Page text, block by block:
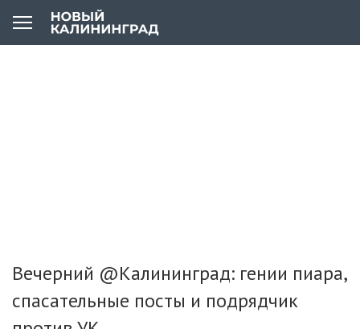
Вечерний @Калининград: гении пиара,
спасательные посты и подрядчик